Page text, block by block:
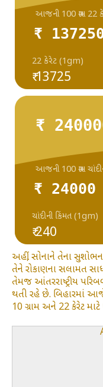
₹
₹ 13725
22 કેરેટ (1gm)
આજની 100 ગ્રામ 22
₹
₹ 24000
₹ 240
ચાંદીની કિંમત (1gm)
આજની 100 ગ્રામ
અહીં, સોનાને તેના
તેને રોકાણના સલામત
તેમજ આંતરરાષ્ટ્રીય
થતી રહે છે. બિહારમાં આજે
10 ગ્રામ અને 22 કેરેટ